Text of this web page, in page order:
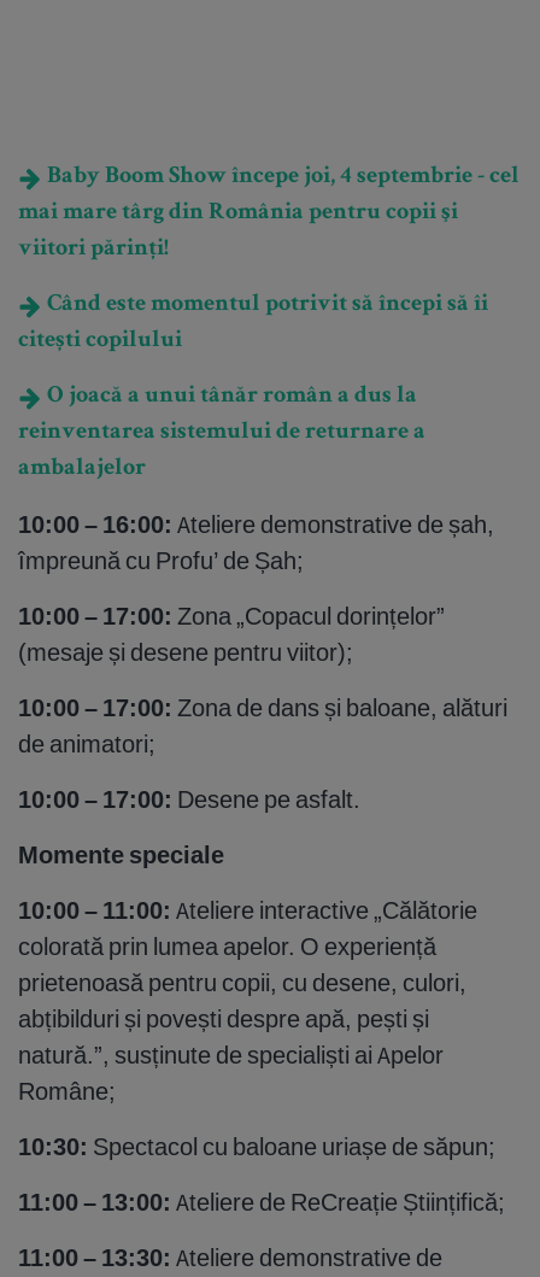
Baby Boom Show începe joi, 4 septembrie - cel
mai mare târg din România pentru copii şi
viitori părinţi!
Când este momentul potrivit să începi să îi
citești copilului
O joacă a unui tânăr român a dus la
reinventarea sistemului de returnare a
ambalajelor
10:00 – 16:00: Ateliere demonstrative de șah,
împreună cu Profu’ de Șah;
10:00 – 17:00: Zona „Copacul dorințelor”
(mesaje și desene pentru viitor);
10:00 – 17:00: Zona de dans și baloane, alături
de animatori;
10:00 – 17:00: Desene pe asfalt.
Momente speciale
10:00 – 11:00: Ateliere interactive „Călătorie
colorată prin lumea apelor. O experiență
prietenoasă pentru copii, cu desene, culori,
abțibilduri și povești despre apă, pești și
natură.”, susținute de specialiști ai Apelor
Române;
10:30: Spectacol cu baloane uriașe de săpun;
11:00 – 13:00: Ateliere de ReCreație Științifică;
11:00 – 13:30: Ateliere demonstrative de